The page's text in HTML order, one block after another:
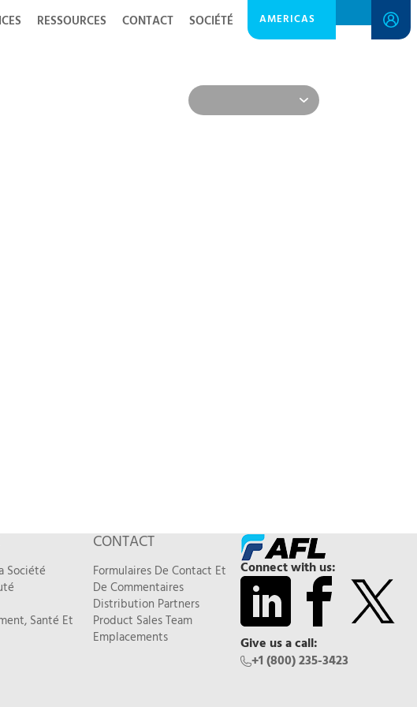
RESSOURCES CONTACT SOCIÉTÉ AMERICAS
Société
Santé Et
CONTACT
Formulaires De Contact Et
De Commentaires
Distribution Partners
Product Sales Team
Emplacements
Connect with us:
Give us a call:
+1 (800) 235-3423